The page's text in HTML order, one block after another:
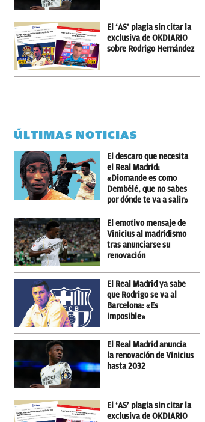
El ‘AS’ plagia sin citar la
exclusiva de OKDIARIO
sobre Rodrigo Hernández
ÚLTIMAS NOTICIAS
El descaro que necesita
el Real Madrid:
«Diomande es como
Dembélé, que no sabes
por dónde te va a salir»
El emotivo mensaje de
Vinicius al madridismo
tras anunciarse su
renovación
El Real Madrid ya sabe
que Rodrigo se va al
Barcelona: «Es
imposible»
El Real Madrid anuncia
la renovación de Vinicius
hasta 2032
El ‘AS’ plagia sin citar la
exclusiva de OKDIARIO